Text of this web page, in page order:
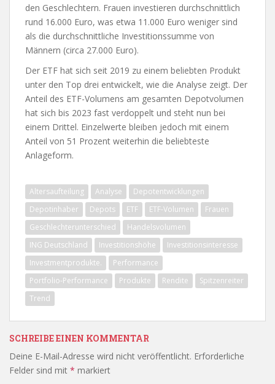
den Geschlechtern. Frauen investieren durchschnittlich
rund 16.000 Euro, was etwa 11.000 Euro weniger sind
als die durchschnittliche Investitionssumme von
Männern (circa 27.000 Euro).
Der ETF hat sich seit 2019 zu einem beliebten Produkt
unter den Top drei entwickelt, wie die Analyse zeigt. Der
Anteil des ETF-Volumens am gesamten Depotvolumen
hat sich bis 2023 fast verdoppelt und steht nun bei
einem Drittel. Einzelwerte bleiben jedoch mit einem
Anteil von 51 Prozent weiterhin die beliebteste
Anlageform.
Altersaufteilung Analyse
Depotentwicklungen
Depotinhaber
Depots ETF ETF-Volumen
Frauen
Geschlechterunterschied
Handelsvolumen
ING Deutschland
Investitionshöhe
Investitionsinteresse
Investmentprodukte.
Performance
Portfolio-Performance
Produkte Rendite
Spitzenreiter
Trend
SCHREIBE EINEN KOMMENTAR
Deine E-Mail-Adresse wird nicht veröffentlicht. Erforderliche
Felder sind mit * markiert